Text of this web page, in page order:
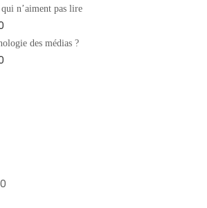
n’aiment pas lire
des médias ?